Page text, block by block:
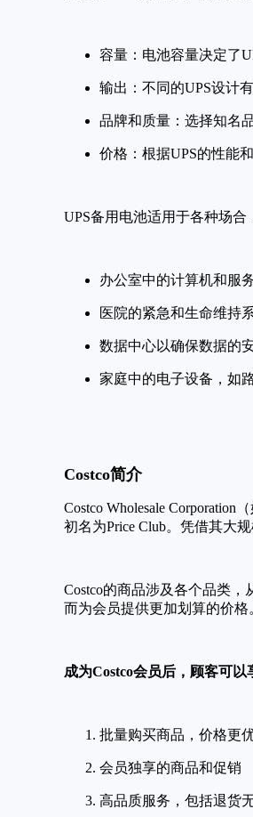
容量：电池容量决定了
输出：不同的UPS设计
品牌和质量：选择知名
价格：根据UPS的性能
UPS备用电池适用于各种场合
办公室中的计算机和服
医院的紧急和生命维持
数据中心以确保数据的
家庭中的电子设备，如
Costco简介
Costco Wholesale
初名为Price Club。凭借其大
Costco的商品涉及各个品类
而为会员提供更加划算的价格
成为Costco会员后，顾客可以
批量购买商品，价格更
会员独享的商品和促销
高品质服务，包括退货